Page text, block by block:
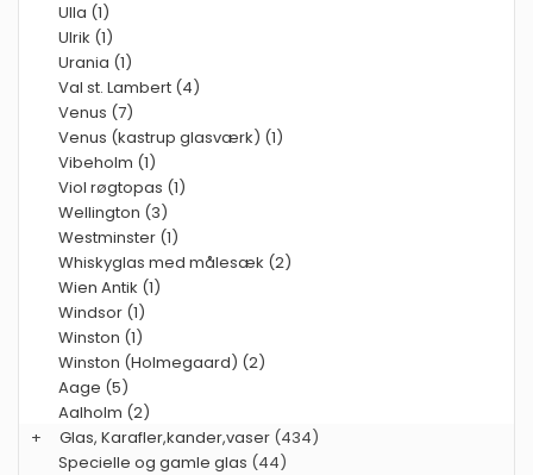
Ulla (1)
Ulrik (1)
Urania (1)
Val st. Lambert (4)
Venus (7)
Venus (kastrup glasværk) (1)
Vibeholm (1)
Viol røgtopas (1)
Wellington (3)
Westminster (1)
Whiskyglas med målesæk (2)
Wien Antik (1)
Windsor (1)
Winston (1)
Winston (Holmegaard) (2)
Aage (5)
Aalholm (2)
+
Glas, Karafler,kander,vaser (434)
Specielle og gamle glas (44)